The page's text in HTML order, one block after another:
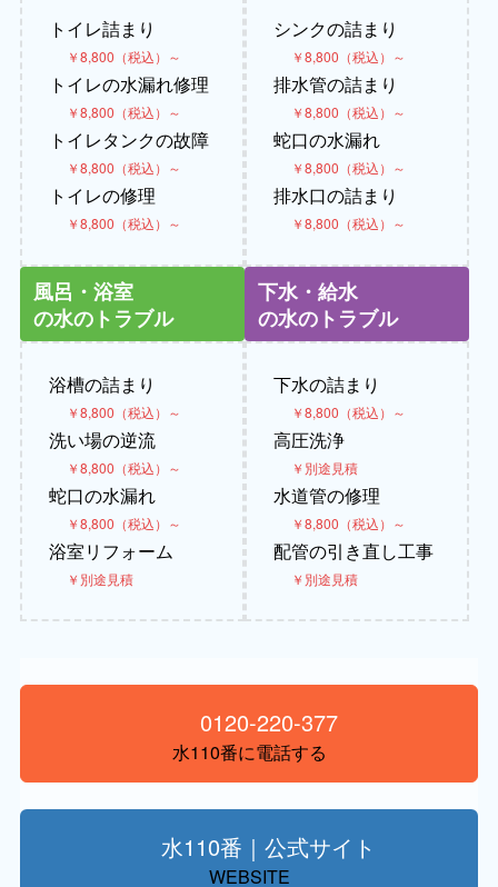
トイレ詰まり
￥8,800（税込）～
トイレの水漏れ修理
￥8,800（税込）～
トイレタンクの故障
￥8,800（税込）～
トイレの修理
￥8,800（税込）～
シンクの詰まり
￥8,800（税込）～
排水管の詰まり
￥8,800（税込）～
蛇口の水漏れ
￥8,800（税込）～
排水口の詰まり
￥8,800（税込）～
風呂・浴室
の水のトラブル
浴槽の詰まり
￥8,800（税込）～
洗い場の逆流
￥8,800（税込）～
蛇口の水漏れ
￥8,800（税込）～
浴室リフォーム
￥別途見積
下水・給水
の水のトラブル
下水の詰まり
￥8,800（税込）～
高圧洗浄
￥別途見積
水道管の修理
￥8,800（税込）～
配管の引き直し工事
￥別途見積
0120-220-377
水110番に電話する
水110番｜公式サイト
WEBSITE